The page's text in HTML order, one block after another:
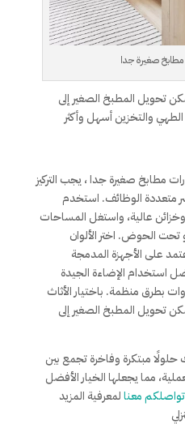
مطابخ صغيرة جدا
تحويل المطبخ الصغير إلى
والتخزين أسهل وأكثر
مطابخ صغيرة جدا ، يجب التركيز
متعددة الوظائف. استخدم
عالية، واستغل المساحات
تحت الحوض. اختر الألوان
على الأجهزة المدمجة
استخدام الإضاءة الجيدة
بطرق منظمة. باختيار الأثاث
تحويل المطبخ الصغير إلى
حلولًا مبتكرة وفاخرة تجمع بين
مما يجعلها الخيار الأفضل
تواصلكم معنالمعرفية المزيد